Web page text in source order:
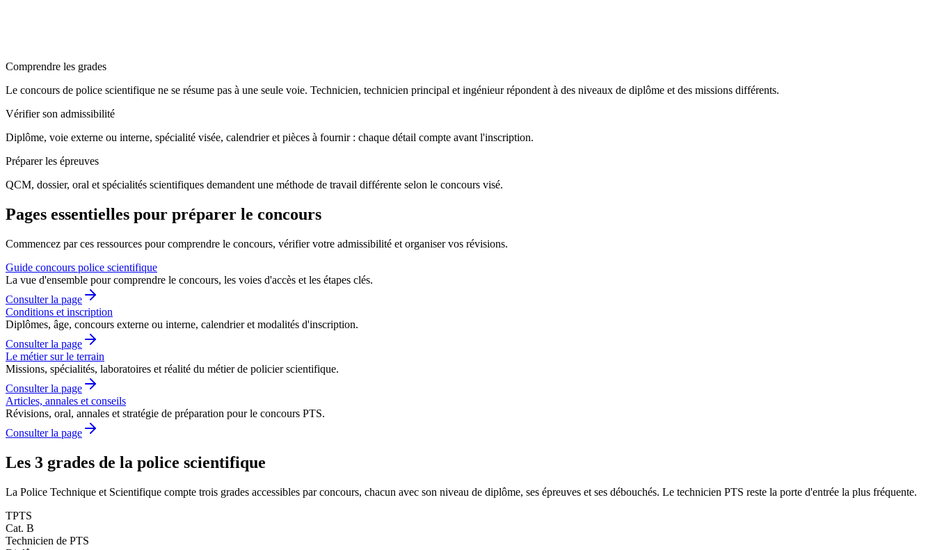
S'inscrire sur devenirpolicier.fr →
Comprendre les grades
Le concours de police scientifique ne se résume pas à une seule voie. Technicien, technicien principal et ingénieur répondent à des niveaux de diplôme et des missions différents.
Vérifier son admissibilité
Diplôme, voie externe ou interne, spécialité visée, calendrier et pièces à fournir : chaque détail compte avant l'inscription.
Préparer les épreuves
QCM, dossier, oral et spécialités scientifiques demandent une méthode de travail différente selon le concours visé.
Pages essentielles pour préparer le concours
Commencez par ces ressources pour comprendre le concours, vérifier votre admissibilité et organiser vos révisions.
Guide concours police scientifique
La vue d'ensemble pour comprendre le concours, les voies d'accès et les étapes clés.
Consulter la page
Conditions et inscription
Diplômes, âge, concours externe ou interne, calendrier et modalités d'inscription.
Consulter la page
Le métier sur le terrain
Missions, spécialités, laboratoires et réalité du métier de policier scientifique.
Consulter la page
Articles, annales et conseils
Révisions, oral, annales et stratégie de préparation pour le concours PTS.
Consulter la page
Les 3 grades de la police scientifique
La Police Technique et Scientifique compte trois grades accessibles par concours, chacun avec son niveau de diplôme, ses épreuves et ses débouchés. Le technicien PTS reste la porte d'entrée la plus fréquente.
TPTS
Cat. B
Technicien de PTS